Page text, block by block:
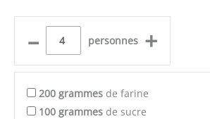
– personnes +
200 grammes de farine
100 grammes de sucre